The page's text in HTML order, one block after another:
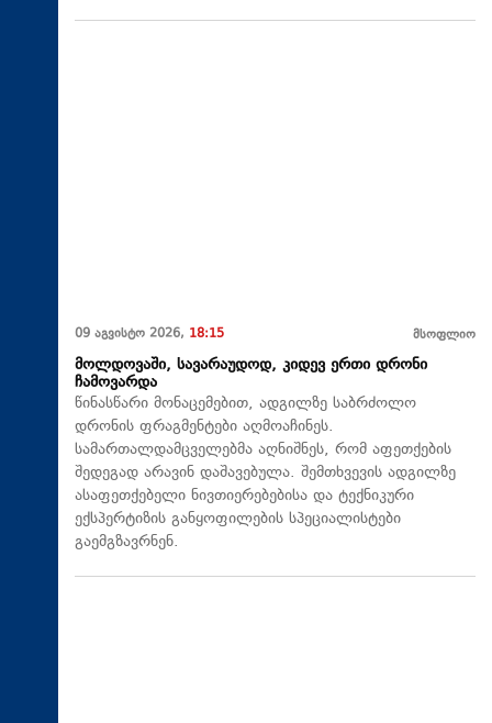
09 აგვისტო 2026, 18:15 მსოფლიო
მოლდოვაში, სავარაუდოდ, კიდევ ერთი დრონი
ჩამოვარდა
წინასწარი მონაცემებით, ადგილზე საბრძოლო
დრონის ფრაგმენტები აღმოაჩინეს.
სამართალდამცველებმა აღნიშნეს, რომ აფეთქების
შედეგად არავინ დაშავებულა. შემთხვევის ადგილზე
ასაფეთქებელი ნივთიერებებისა და ტექნიკური
ექსპერტიზის განყოფილების სპეციალისტები
გაემგზავრნენ.